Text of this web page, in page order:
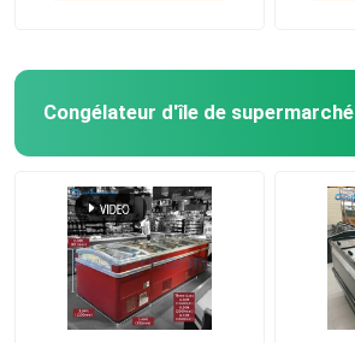
Congélateur d'île de supermarché